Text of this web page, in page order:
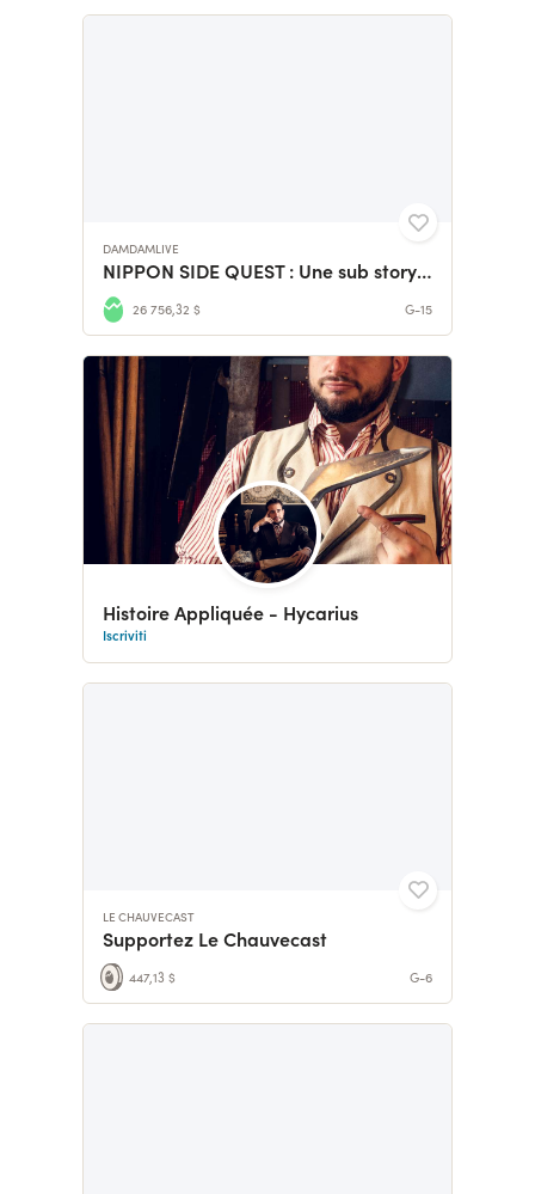
DAMDAMLIVE
NIPPON SIDE QUEST : Une sub story de Anne & DamDam
26 756,32 $ G-15
Histoire Appliquée - Hycarius
Iscriviti
LE CHAUVECAST
Supportez Le Chauvecast
447,13 $ G-6